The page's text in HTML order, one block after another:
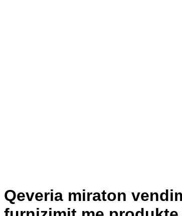
Qeveria miraton